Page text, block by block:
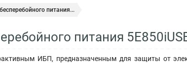
питания...
питания
ИБП, предназначенным для защиты от